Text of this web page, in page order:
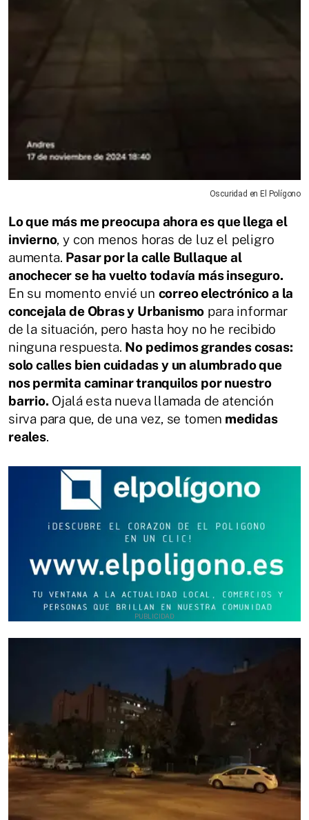
Oscuridad en El Polígono
Lo que más me preocupa ahora es que llega el
invierno, y con menos horas de luz el peligro
aumenta. Pasar por la calle Bullaque al
anochecer se ha vuelto todavía más inseguro.
En su momento envié un correo electrónico a la
concejala de Obras y Urbanismo para informar
de la situación, pero hasta hoy no he recibido
ninguna respuesta. No pedimos grandes cosas:
solo calles bien cuidadas y un alumbrado que
nos permita caminar tranquilos por nuestro
barrio. Ojalá esta nueva llamada de atención
sirva para que, de una vez, se tomen medidas
reales.